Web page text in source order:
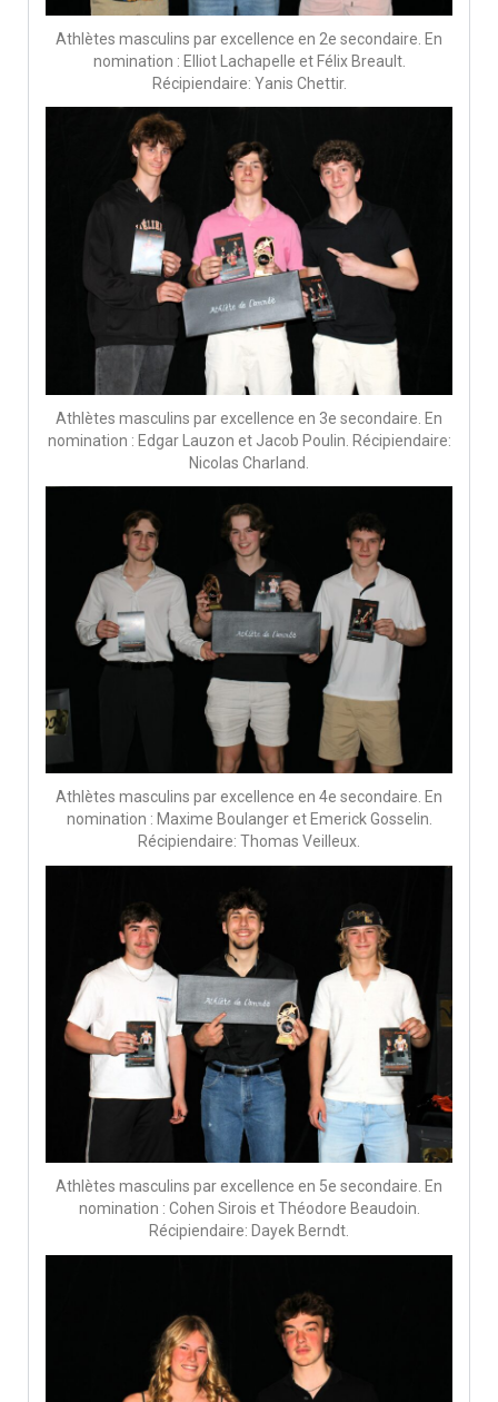
Athlètes masculins par excellence en 2e secondaire. En
nomination : Elliot Lachapelle et Félix Breault.
Récipiendaire: Yanis Chettir.
Athlètes masculins par excellence en 3e secondaire. En
nomination : Edgar Lauzon et Jacob Poulin. Récipiendaire:
Nicolas Charland.
Athlètes masculins par excellence en 4e secondaire. En
nomination : Maxime Boulanger et Emerick Gosselin.
Récipiendaire: Thomas Veilleux.
Athlètes masculins par excellence en 5e secondaire. En
nomination : Cohen Sirois et Théodore Beaudoin.
Récipiendaire: Dayek Berndt.